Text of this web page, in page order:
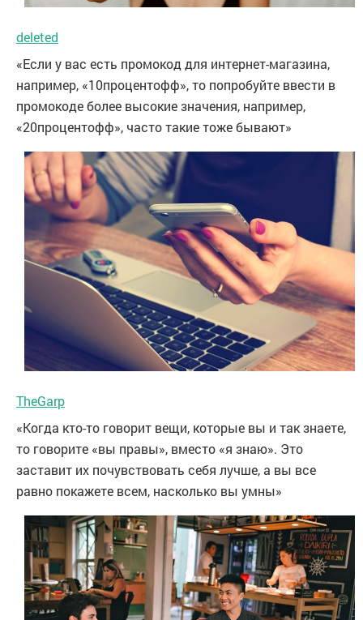
deleted
«Если у вас есть промокод для интернет-магазина,
например, «10процентофф», то попробуйте ввести в
промокоде более высокие значения, например,
«20процентофф», часто такие тоже бывают»
TheGarp
«Когда кто-то говорит вещи, которые вы и так знаете,
то говорите «вы правы», вместо «я знаю». Это
заставит их почувствовать себя лучше, а вы все
равно покажете всем, насколько вы умны»